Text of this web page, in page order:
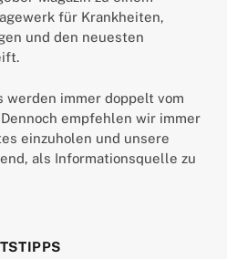
für Krankheiten,
und den neuesten
werden immer doppelt vom
empfehlen wir immer
einzuholen und unsere
als Informationsquelle zu